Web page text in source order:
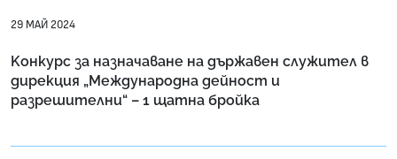
29 МАЙ 2024
Kонкурс за назначаване на държавен служител в
дирекция „Международна дейност и
разрешителни“ – 1 щатна бройка